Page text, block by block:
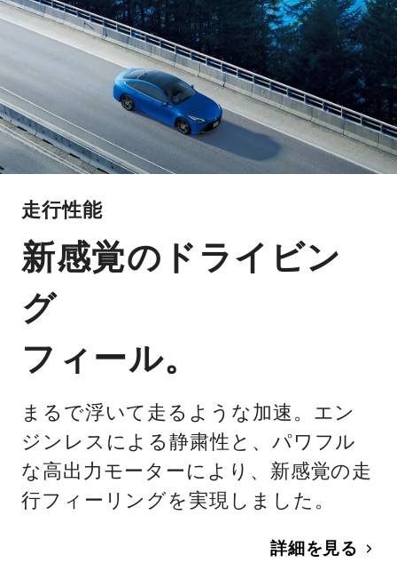
走行性能
新感覚のドライビン
グ
フィール。
まるで浮いて走るような加速。エン
ジンレスによる静粛性と、パワフル
な高出力モーターにより、新感覚の走
行フィーリングを実現しました。
詳細を見る